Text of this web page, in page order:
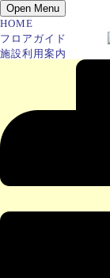
Open Menu
HOME
フロアガイド
施設利用案内